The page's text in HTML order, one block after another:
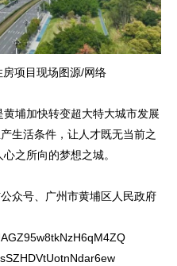
项目现场图源/网络
埔加快转变超大特大城市发展
生活条件，让人才既无当前之
之所向的梦想之城。
众号、广州市黄埔区人民政府